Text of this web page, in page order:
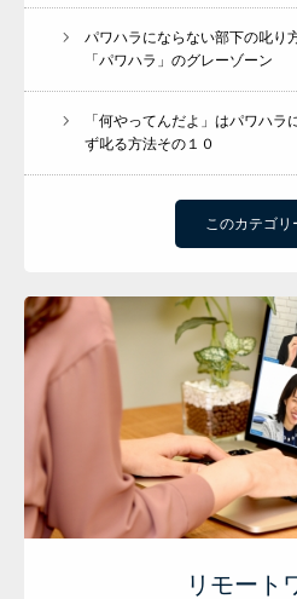
パワハラにならない部下の叱り
「パワハラ」のグレーゾーン
「何やってんだよ」はパワハ
ず叱る方法その１０
このカテゴリ
リモート